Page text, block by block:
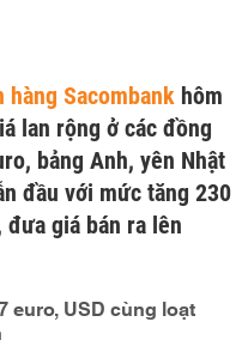
hàng Sacombank hôm
lan rộng ở các đồng
bảng Anh, yên Nhật
đầu với mức tăng 230
giá bán ra lên
euro, USD cùng loạt